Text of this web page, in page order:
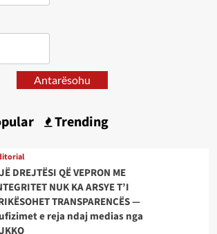
Antarësohu
Trending
DREJTËSI QË VEPRON ME
NUK KA ARSYE T’I
TRANSPARENCËS —
e reja ndaj medias nga